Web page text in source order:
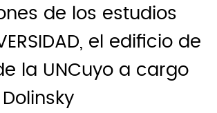
de los estudios
el edificio de
la UNCuyo a cargo